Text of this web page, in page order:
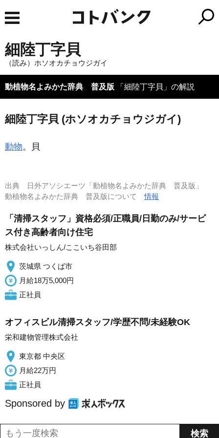
細陸丁字貝
（読み）ホソオカチョウジガイ
動植物名よみかた辞典 普及版 「細陸丁字貝」の解説
細陸丁字貝 (ホソオカチョウジガイ)
動物。貝
出典
日外アソシエーツ「動植物名よみかた辞典 普及版」
動植物名よみかた辞典 普及版について情報
「清掃スタッフ」資格必須/正職員/日勤のみ/サービ
ス付き高齢者向け住宅
株式会社いっしん/ここいち谷田部
茨城県 つくば市
月給18万5,000円
正社員
オフィスビル清掃スタッフ/学歴不問/未経験OK
栄和建物管理株式会社
東京都 中央区
月給22万円
正社員
Sponsored by